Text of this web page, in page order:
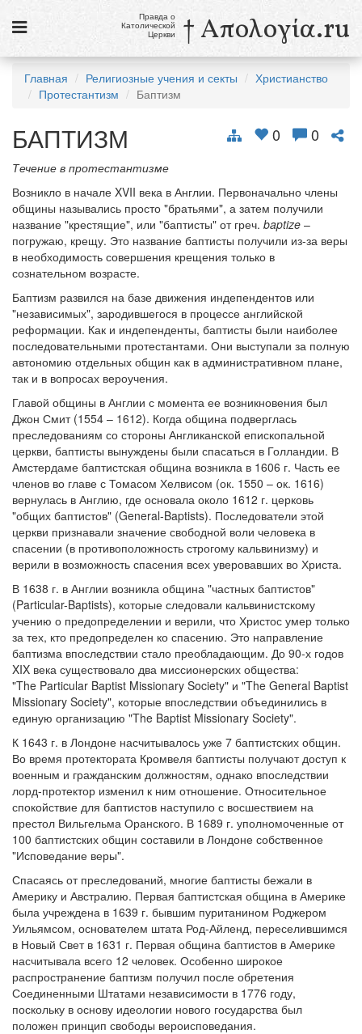
Новости
Католики в России
Галерея
Викторины
Ссылки
Религиозные учения и секты, справочник
9 августа
Св. Тереза Бенедикта Креста, дева и мученица
см. календарь
mail@apologia.ru
Отправить сообщение
Вход
Правда о
Католической
Церкви † Απολογία.ru
Главная Религиозные учения и секты
Христианство
Протестантизм
Баптизм
0 0
БАПТИЗМ
Течение в протестантизме
Возникло в начале XVII века в Англии. Первоначально члены
общины назывались просто "братьями", а затем получили
название "крестящие", или "баптисты" от греч. baptize –
погружаю, крещу. Это название баптисты получили из-за веры
в необходимость совершения крещения только в
сознательном возрасте.
Баптизм развился на базе движения индепендентов или
"независимых", зародившегося в процессе английской
реформации. Как и индепенденты, баптисты были наиболее
последовательными протестантами. Они выступали за полную
автономию отдельных общин как в административном плане,
так и в вопросах вероучения.
Главой общины в Англии с момента ее возникновения был
Джон Смит (1554 – 1612). Когда община подверглась
преследованиям со стороны Англиканской епископальной
церкви, баптисты вынуждены были спасаться в Голландии. В
Амстердаме баптистская община возникла в 1606 г. Часть ее
членов во главе с Томасом Хелвисом (ок. 1550 – ок. 1616)
вернулась в Англию, где основала около 1612 г. церковь
"общих баптистов" (General-Baptists). Последователи этой
церкви признавали значение свободной воли человека в
спасении (в противоположность строгому кальвинизму) и
верили в возможность спасения всех уверовавших во Христа.
В 1638 г. в Англии возникла община "частных баптистов"
(Particular-Baptists), которые следовали кальвинистскому
учению о предопределении и верили, что Христос умер только
за тех, кто предопределен ко спасению. Это направление
баптизма впоследствии стало преобладающим. До 90-х годов
XIX века существовало два миссионерских общества:
"The Particular Baptist Missionary Society" и "The General Baptist
Missionary Society", которые впоследствии объединились в
единую организацию "The Baptist Missionary Society".
К 1643 г. в Лондоне насчитывалось уже 7 баптистских общин.
Во время протектората Кромвеля баптисты получают доступ к
военным и гражданским должностям, однако впоследствии
лорд-протектор изменил к ним отношение. Относительное
спокойствие для баптистов наступило с восшествием на
престол Вильгельма Оранского. В 1689 г. уполномоченные от
100 баптистских общин составили в Лондоне собственное
"Исповедание веры".
Спасаясь от преследований, многие баптисты бежали в
Америку и Австралию. Первая баптистская община в Америке
была учреждена в 1639 г. бывшим пуританином Роджером
Уильямсом, основателем штата Род-Айленд, переселившимся
в Новый Свет в 1631 г. Первая община баптистов в Америке
насчитывала всего 12 человек. Особенно широкое
распространение баптизм получил после обретения
Соединенными Штатами независимости в 1776 году,
поскольку в основу идеологии нового государства был
положен принцип свободы вероисповедания.